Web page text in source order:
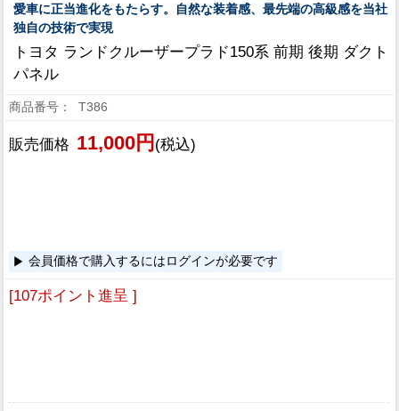
愛車に正当進化をもたらす。自然な装着感、最先端の高級感を当社
独自の技術で実現
トヨタ ランドクルーザープラド150系 前期 後期 ダクト
パネル
T386
販売価格 11,000円 (税込)
会員価格で購入するにはログインが必要です
[107ポイント進呈 ]